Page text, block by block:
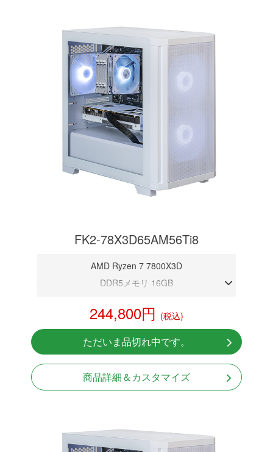
FK2-78X3D65AM56Ti8
AMD Ryzen 7 7800X3D
DDR5メモリ 16GB
NVMeSSD 1TB
Windows11 Home 64bit
244,800円 (税込)
ただいま品切れ中です。
商品詳細＆カスタマイズ